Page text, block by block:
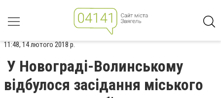
11:48, 14 лютого 2018 р.
У Новограді-Волинському
відбулося засідання міського